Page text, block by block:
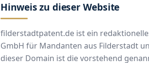
Hinweis zu dieser Website
filderstadtpatent.de ist ein
GmbH für Mandanten aus Filderstadt
dieser Domain ist die vorstehend